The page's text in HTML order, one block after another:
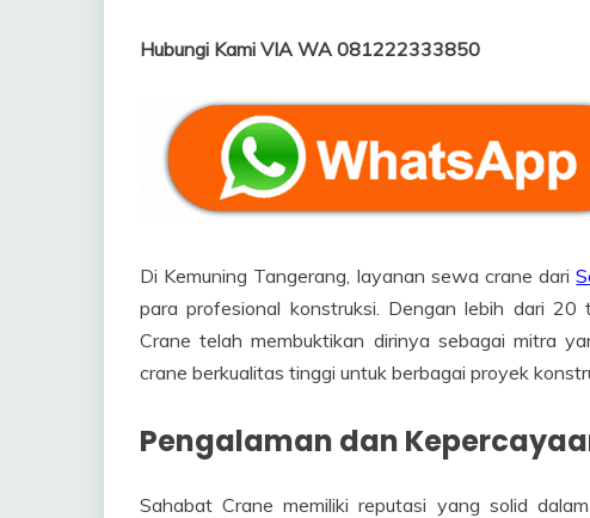
Hubungi Kami VIA WA 081222333850
Di Kemuning Tangerang, layanan sewa crane dari
para profesional konstruksi. Dengan lebih dari 20
Crane telah membuktikan dirinya sebagai mitra
crane berkualitas tinggi untuk berbagai proyek
Pengalaman dan
Sahabat Crane memiliki reputasi yang solid